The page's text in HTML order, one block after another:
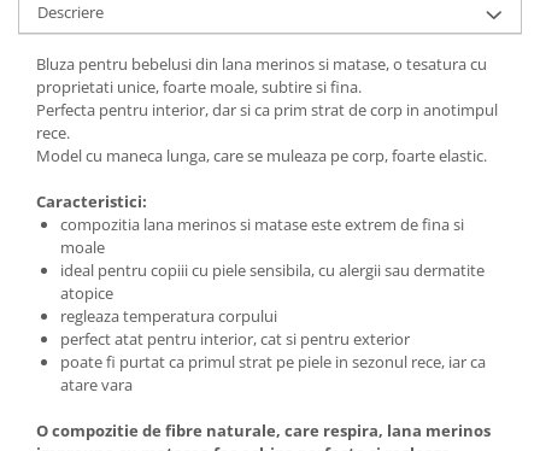
Descriere
Bluza pentru bebelusi din lana merinos si matase, o tesatura cu
proprietati unice, foarte moale, subtire si fina.
Perfecta pentru interior, dar si ca prim strat de corp in anotimpul
rece.
Model cu maneca lunga, care se muleaza pe corp, foarte elastic.
Caracteristici:
compozitia lana merinos si matase este extrem de fina si
moale
ideal pentru copiii cu piele sensibila, cu alergii sau dermatite
atopice
regleaza temperatura corpului
perfect atat pentru interior, cat si pentru exterior
poate fi purtat ca primul strat pe piele in sezonul rece, iar ca
atare vara
O compozitie de fibre naturale, care respira, lana merinos